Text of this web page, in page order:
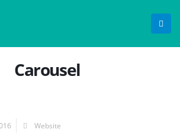
Carousel
Website